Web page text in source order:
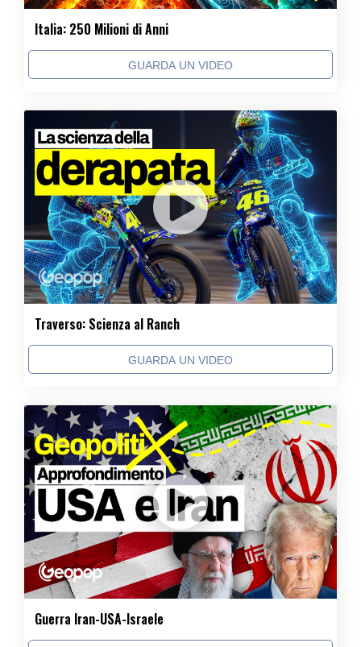
Italia: 250 Milioni di Anni
GUARDA UN VIDEO
Traverso: Scienza al Ranch
GUARDA UN VIDEO
Guerra Iran-USA-Israele